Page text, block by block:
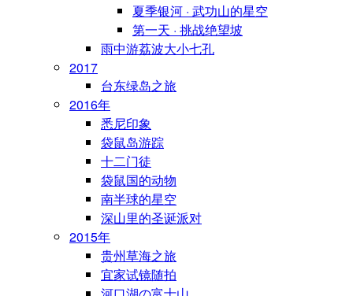
夏季银河 · 武功山的星空
第一天 · 挑战绝望坡
雨中游荔波大小七孔
2017
台东绿岛之旅
2016年
悉尼印象
袋鼠岛游踪
十二门徒
袋鼠国的动物
南半球的星空
深山里的圣诞派对
2015年
贵州草海之旅
宜家试镜随拍